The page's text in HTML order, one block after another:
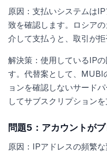
原因：支払いシステムは
致を確認します。ロシア
介して支払うと、取引が拒
解決策：使用しているIP
す。代替案として、MUBI
ョンを確認しないサード
してサブスクリプション
問題5：アカウントが
原因：IPアドレスの頻繁